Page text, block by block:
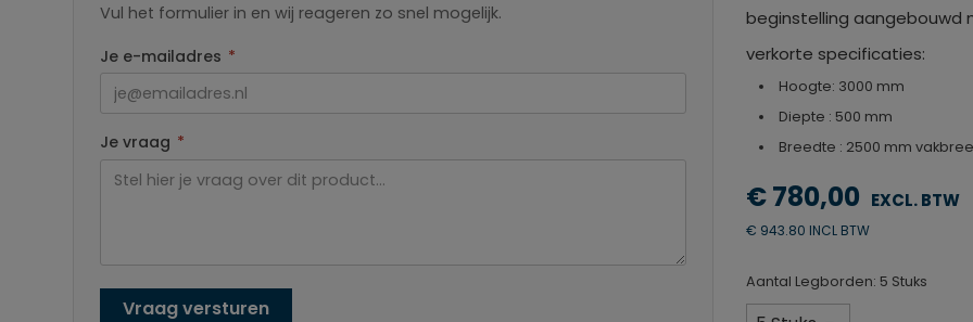
Vul het formulier in en wij reageren zo snel mogelijk.
Je e-mailadres *
Je vraag *
Vraag versturen
beginstelling aangebouwd
verkorte specificaties:
Hoogte: 3000 mm
Diepte : 500 mm
Breedte : 2500 mm
€ 780,00
€ 943.80 INCL BTW
Aantal Legborden: 5 Stuks